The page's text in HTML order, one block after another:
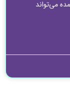
می‌تواند